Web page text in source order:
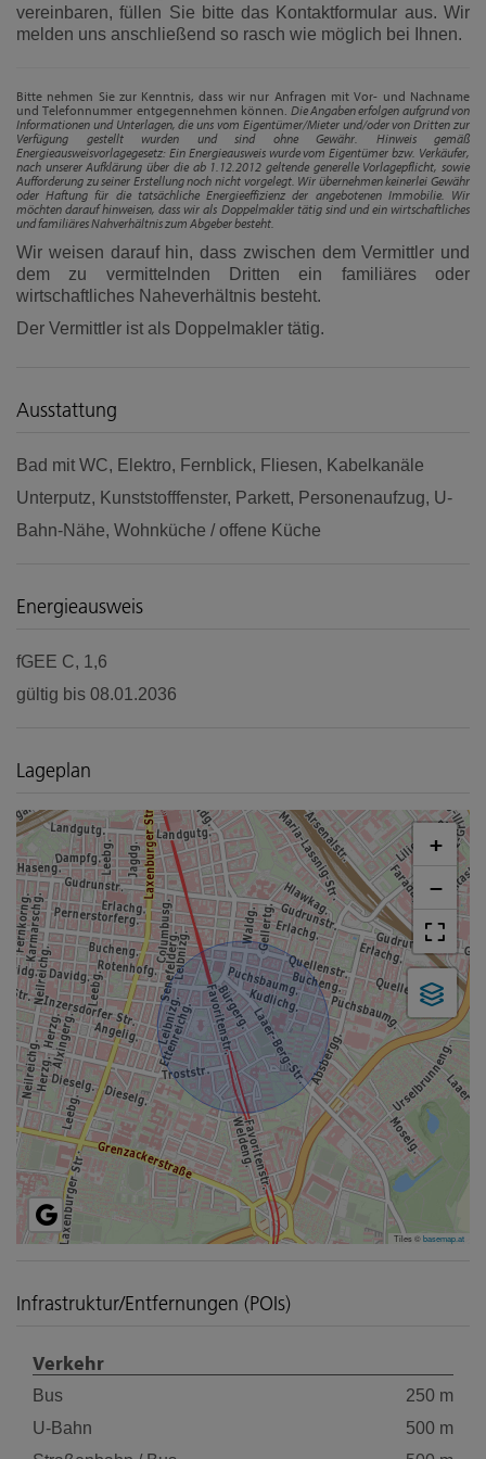
vereinbaren, füllen Sie bitte das Kontaktformular aus. Wir
melden uns anschließend so rasch wie möglich bei Ihnen.
Bitte nehmen Sie zur Kenntnis, dass wir nur Anfragen mit Vor- und Nachname
und Telefonnummer entgegennehmen können. Die Angaben erfolgen aufgrund von
Informationen und Unterlagen, die uns vom Eigentümer/Mieter und/oder von Dritten zur
Verfügung gestellt wurden und sind ohne Gewähr. Hinweis gemäß
Energieausweisvorlagegesetz: Ein Energieausweis wurde vom Eigentümer bzw. Verkäufer,
nach unserer Aufklärung über die ab 1.12.2012 geltende generelle Vorlagepflicht, sowie
Aufforderung zu seiner Erstellung noch nicht vorgelegt. Wir übernehmen keinerlei Gewähr
oder Haftung für die tatsächliche Energieeffizienz der angebotenen Immobilie. Wir
möchten darauf hinweisen, dass wir als Doppelmakler tätig sind und ein wirtschaftliches
und familiäres Nahverhältnis zum Abgeber besteht.
Wir weisen darauf hin, dass zwischen dem Vermittler und
dem zu vermittelnden Dritten ein familiäres oder
wirtschaftliches Naheverhältnis besteht.
Der Vermittler ist als Doppelmakler tätig.
Ausstattung
Bad mit WC Elektro Fernblick Fliesen
Kabelkanäle
Unterputz
Kunststofffenster Parkett Personenaufzug U-
Bahn-Nähe Wohnküche / offene Küche
Energieausweis
fGEE C, 1,6
gültig bis 08.01.2036
Lageplan
+
−
Tiles ©basemap.at
Infrastruktur/Entfernungen (POIs)
Verkehr
Bus
250 m
U-Bahn
500 m